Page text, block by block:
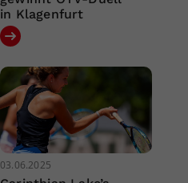
in Klagenfurt
03.06.2025